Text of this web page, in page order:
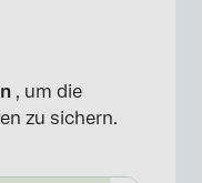
, um die
zu sichern.